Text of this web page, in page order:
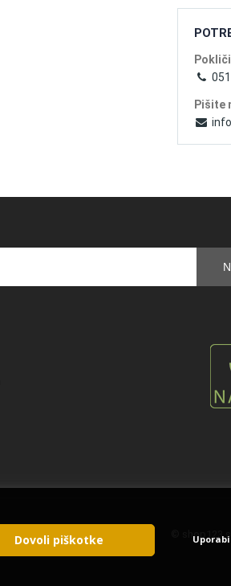
Dovoli piškotke
Pišite
© shop123.si